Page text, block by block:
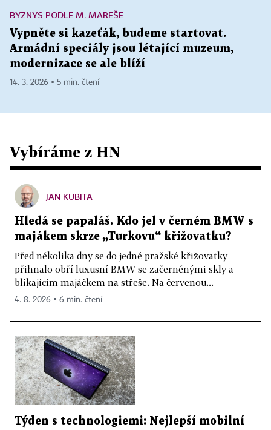
BYZNYS PODLE M. MAREŠE
Vypněte si kazeťák, budeme startovat.
Armádní speciály jsou létající muzeum,
modernizace se ale blíží
14. 3. 2026 ▪ 5 min. čtení
Vybíráme z HN
JAN KUBITA
Hledá se papaláš. Kdo jel v černém BMW s
majákem skrze „Turkovu“ křižovatku?
Před několika dny se do jedné pražské křižovatky
přihnalo obří luxusní BMW se začerněnými skly a
blikajícím majáčkem na střeše. Na červenou...
4. 8. 2026 ▪ 6 min. čtení
Týden s technologiemi: Nejlepší mobilní